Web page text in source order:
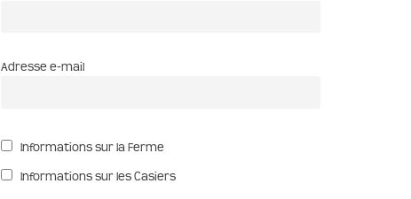
Adresse e-mail
Informations sur la Ferme
Informations sur les Casiers